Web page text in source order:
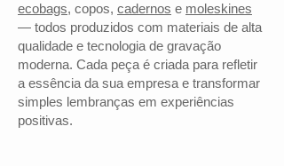
ecobags, copos, cadernos e moleskines
— todos produzidos com materiais de alta
qualidade e tecnologia de gravação
moderna. Cada peça é criada para refletir
a essência da sua empresa e transformar
simples lembranças em experiências
positivas.